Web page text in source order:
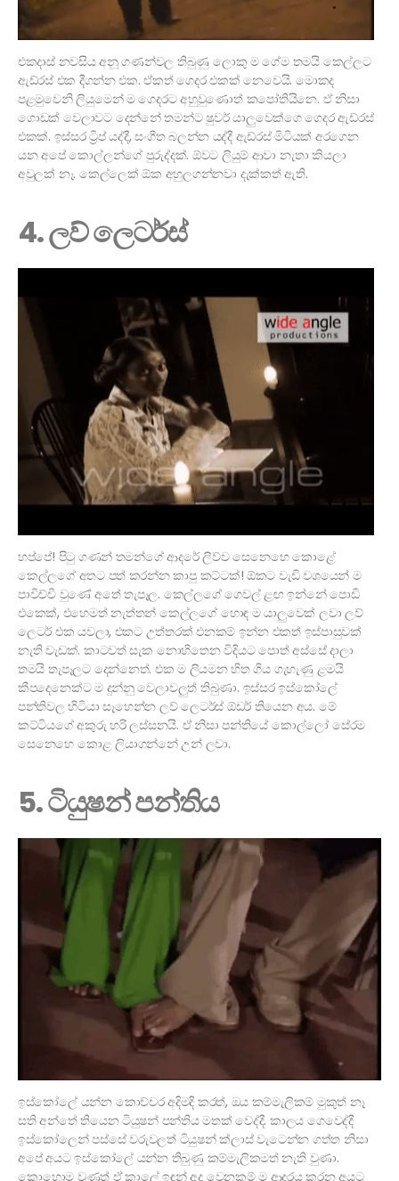
එකදාස් නවසිය අනූ ගණන්වල තිබුණු ලොකු ම ගේම තමයි කෙල්ලට
ඇඩ්රස් එක දීගන්න එක. ඒකත් ගෙදර එකක් නෙවෙයි. මොකද
පළමුවෙනි ලියුමෙන් ම ගෙදරට අහුවුණොත් කපෝතියිනෙ. ඒ නිසා
ගොඩක් වෙලාවට දෙන්නේ තමන්ට ෂුවර් යාලුවෙක්ගෙ ගෙදර ඇඩ්රස්
එකක්. ඉස්සර ට්‍රිප් යද්දී, සංගීත බලන්න යද්දී ඇඩ්රස් මිටියක් අරගෙන
යන අපේ කොල්ලන්ගේ පුරුද්දක්. ඕවට ලියුම් ආවා නැතා කියලා
අවුලක් නෑ. කෙල්ලෙක් ඕක අහුලගන්නවා දැක්කත් ඇති.
4. ලව් ලෙටර්ස්
හප්පේ! පිටු ගණන් තමන්ගේ ආදරේ ලිව්ව සෙනෙහෙ කොළේ
කෙල්ලගේ අතට පත් කරන්න කාපු කට්ටක්! ඕකට වැඩි වශයෙන් ම
පාවිච්චි වුණේ අතේ තැපෑල. කෙල්ලගේ ගෙවල් ළඟ ඉන්නේ පොඩි
එකෙක්, එහෙමත් නැත්තන් කෙල්ලගේ හොඳ ම යාලුවෙක් ලවා ලව්
ලෙටර් එක යවලා, එකට උත්තරක් එනකම් ඉන්න එකත් ඉස්පාසුවක්
නැති වැඩක්. කාටවත් සැක නොහිතෙන විදියට පොත් අස්සේ දාලා
තමයි තැපෑලට දෙන්නෙත්. එක ම ලියමන හිත ගිය ගැහැණු ළමයි
කීපදෙනෙක්ට ම දුන්නු වෙලාවලුත් තිබුණා. ඉස්සර ඉස්කෝලේ
පන්තිවල හිටියා සෑහෙන්න ලව් ලෙටර්ස් ඕඩර් තියෙන අය. මේ
කට්ටියගේ අකුරු හරි ලස්සනයි. ඒ නිසා පන්තියේ කොල්ලෝ සේරම
සෙනෙහෙ කොළ ලියාගන්නේ උන් ලවා.
5. ටියුෂන් පන්තිය
ඉස්කෝලේ යන්න කොච්චර අදිමදි කරත්, ඔය කම්මැලිකම් මුකුත් නෑ
සති අන්තේ තියෙන ටියුෂන් පන්තිය මතක් වෙද්දී. කාලය ගෙවෙද්දී
ඉස්කෝලෙන් පස්සේ වරුවලත් ටියුෂන් ක්ලාස් වැටෙන්න ගත්ත නිසා
අපේ අයට ඉස්කෝලේ යන්න තිබුණු කම්මැලිකමත් නැති වුණා.
කොහොම වුණත් ඒ කාලේ ඉඳන් අද වෙනකම් ම ආදරය කරන අයට